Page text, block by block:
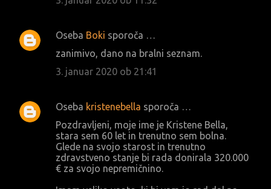
n
j
Oseba Boki sporoča …
zanimivo, dano na bralni seznam.
3. januar 2020 ob 21:41
Oseba kristenebella sporoča …
Pozdravljeni, moje ime je Kristene Bella,
stara sem 60 let in trenutno sem bolna.
Glede na svojo starost in trenutno
zdravstveno stanje bi rada donirala 320.000
€ za svojo nepremičnino.